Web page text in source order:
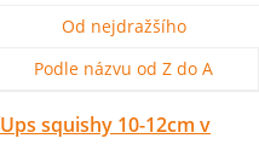
Od nejdražšího
Podle názvu od Z do A
squishy 10-12cm v